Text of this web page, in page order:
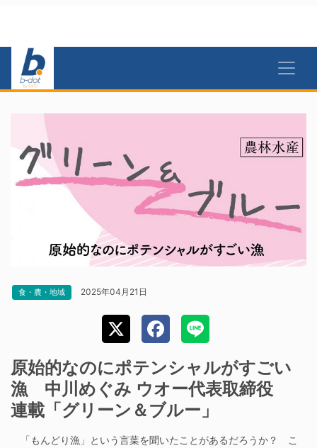
食・農・地域 2025年04月21日
原始的なのにポテンシャルがすごい
漁 中川めぐみ ウオー代表取締役
連載「グリーン＆ブルー」
「もんどり漁」という言葉を聞いたことがあるだろうか？ こ